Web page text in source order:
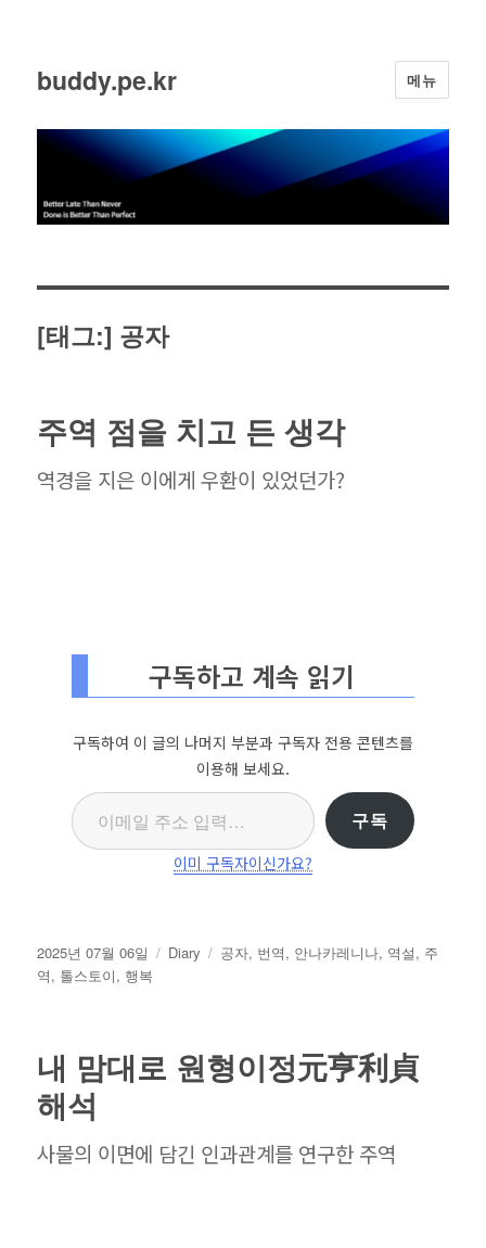
buddy.pe.kr 메뉴
[태그:] 공자
주역 점을 치고 든 생각
역경을 지은 이에게 우환이 있었던가?
구독하고 계속 읽기
구독하여 이 글의 나머지 부분과 구독자 전용 콘텐츠를
이용해 보세요.
이메일 주소 입력…
구독
이미 구독자이신가요?
작
성
2025년 07월 06일
카
Diary
태
공자, 번역, 안나카레니나, 역설, 주
역, 톨스토이,행복
내 맘대로 원형이정元亨利貞
해석
사물의 이면에 담긴 인과관계를 연구한 주역